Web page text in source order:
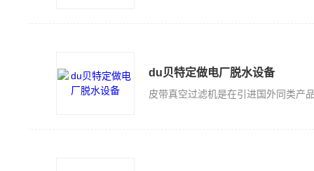
du贝特定做电厂脱水设备